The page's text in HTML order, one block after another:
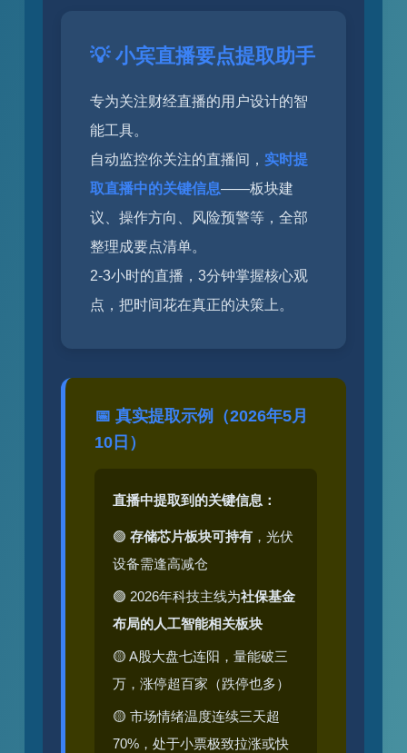
💡 小宾直播要点提取助手
专为关注财经直播的用户设计的智
能工具。
自动监控你关注的直播间， 实时提
取直播中的关键信息——板块建
议、操作方向、风险预警等，全部
整理成要点清单。
2-3小时的直播，3分钟掌握核心观
点，把时间花在真正的决策上。
📅 真实提取示例（2026年5月
10日）
直播中提取到的关键信息：
🟢 存储芯片板块可持有，光伏
设备需逢高减仓
🟢 2026年科技主线为社保基金
布局的人工智能相关板块
🟡 A股大盘七连阳，量能破三
万，涨停超百家（跌停也多）
🟡 市场情绪温度连续三天超
70%，处于小票极致拉涨或快